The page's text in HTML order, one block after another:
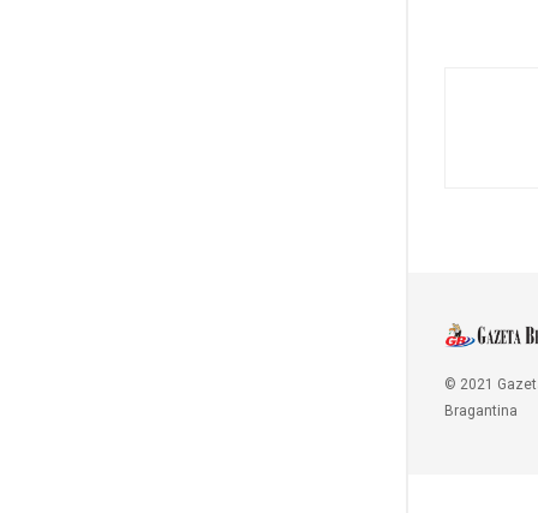
© 2021
Bragantina